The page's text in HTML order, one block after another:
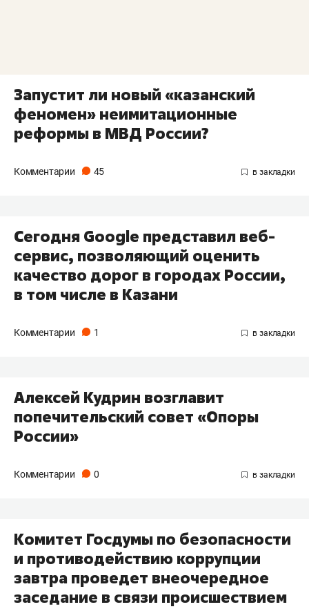
Запустит ли новый «казанский
феномен» неимитационные
реформы в МВД России?
Комментарии 45
Сегодня Google представил веб-
сервис, позволяющий оценить
качество дорог в городах России,
в том числе в Казани
Комментарии 1
Алексей Кудрин возглавит
попечительский совет «Опоры
России»
Комментарии 0
Комитет Госдумы по безопасности
и противодействию коррупции
завтра проведет внеочередное
заседание в связи происшествием